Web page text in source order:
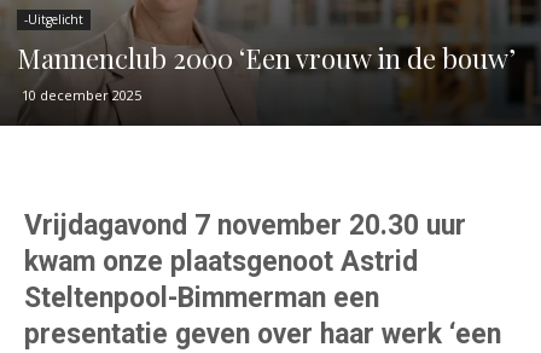
-Uitgelicht
Mannenclub 2000 ‘Een vrouw in de bouw’
10 december 2025
Vrijdagavond 7 november 20.30 uur
kwam onze plaatsgenoot Astrid
Steltenpool-Bimmerman een
presentatie geven over haar werk ‘een